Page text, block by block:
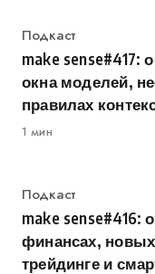
Категория
Подкаст
make sense#417:
окна моделей,
правилах
1 мин
Категория
Подкаст
make sense#416:
финансах,
трейдинге и